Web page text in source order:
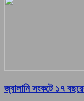
জ্বালানি সংকটে ১৭